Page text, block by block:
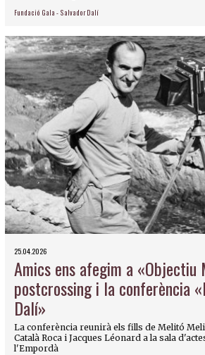
Fundació Gala - Salvador Dalí
25.04.2026
Amics ens afegim a «Objectiu
postcrossing i la conferència
Dalí»
La conferència reunirà els fills de Melitó Meli
Català Roca i Jacques Léonard a la sala
l'Empordà